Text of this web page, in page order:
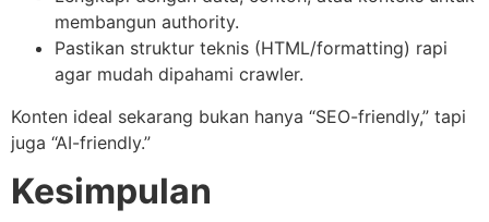
membangun authority.
Pastikan struktur teknis (HTML/formatting) rapi
agar mudah dipahami crawler.
Konten ideal sekarang bukan hanya “SEO-friendly,” tapi
juga “AI-friendly.”
Kesimpulan